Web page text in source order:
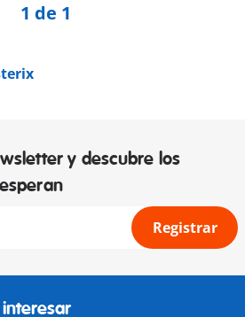
1 de 1
y descubre los
Registrar